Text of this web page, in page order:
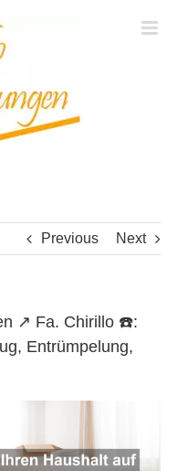
Previous Next
↗️ Fa. Chirillo ☎️:
Entrümpelung,